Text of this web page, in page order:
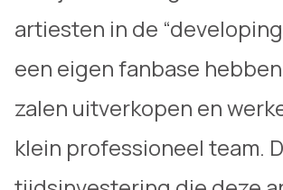
artiesten in de
een eigen fanbase
zalen uitverkopen en
klein professioneel team.